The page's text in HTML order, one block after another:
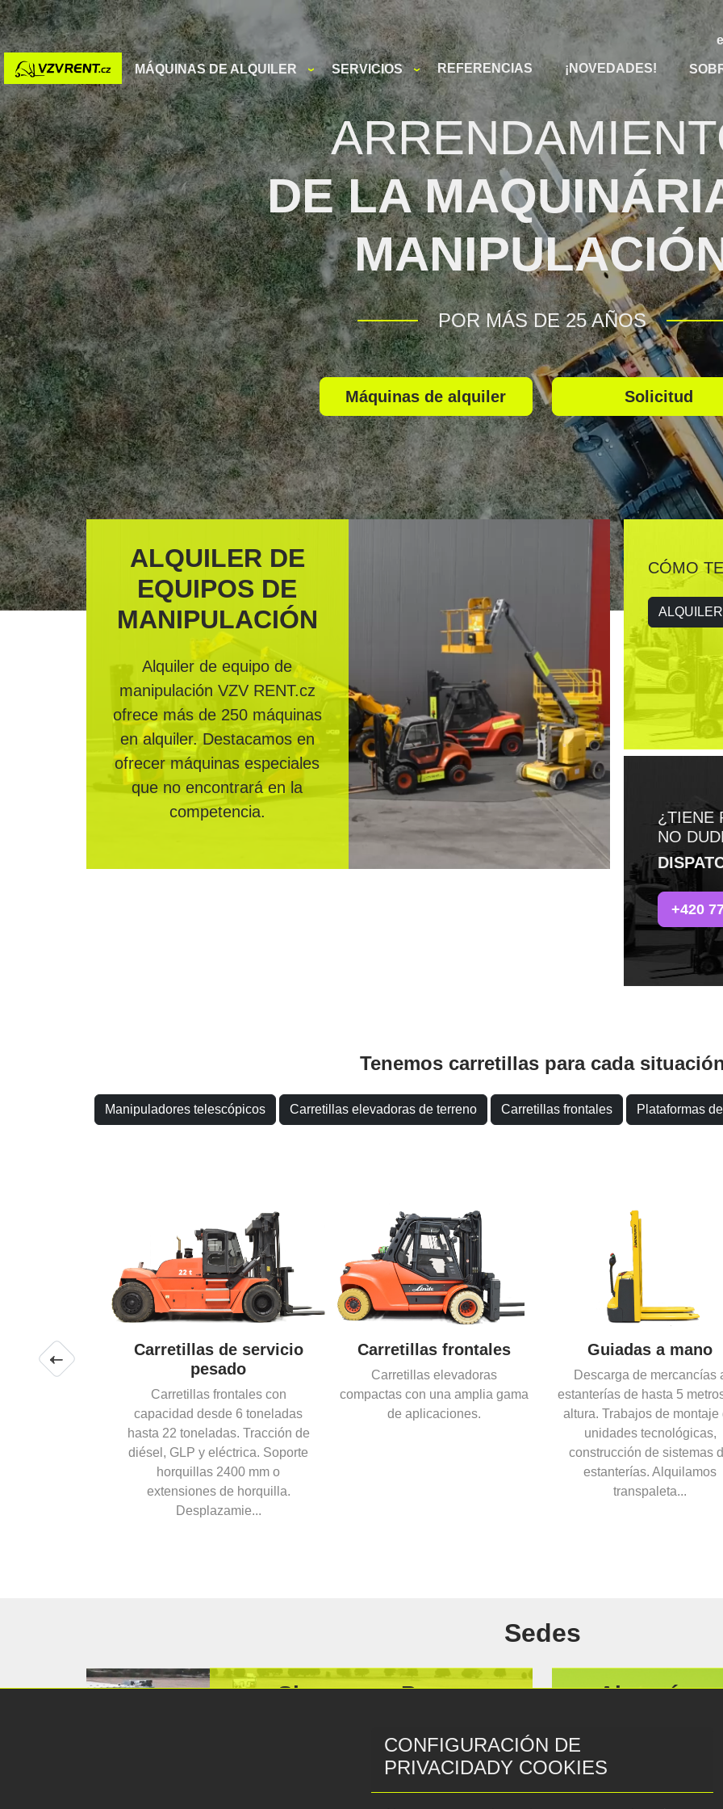
MÁQUINAS DE ALQUILER SERVICIOS REFERENCIAS ¡NOVEDADES!
DE LA
POR MÁS DE 25 AÑOS
Máquinas de alquiler Solicitud
ALQUILER DE
EQUIPOS DE
MANIPULACIÓN
Alquiler de equipo de
manipulación VZV RENT.cz
ofrece más de 250 máquinas
en alquiler. Destacamos en
ofrecer máquinas especiales
que no encontrará en la
competencia.
CÓMO
¿TIENE
NO
+420
Tenemos carretillas para cada
Manipuladores telescópicos Carretillas elevadoras de terreno Carretillas frontales Plataformas
Carretillas frontales
Carretillas elevadoras
compactas con una amplia gama
de aplicaciones.
Guiadas a mano
Descarga de mercancías a
estanterías de hasta 5 metros de
altura. Trabajos de montaje de
Retráctiles
Descarga de mercancías
estanterías a alturas de 5 a
metros. Trabajos de montaje
unidades tecnológicas,
construcción de sistemas
estanterías. Brazo de grúa,
extensi...
Sedes
Showroom Praga
193 00 Praha 20
República Checa
Almacén
CONFIGURACIÓN DE
PRIVACIDADY COOKIES